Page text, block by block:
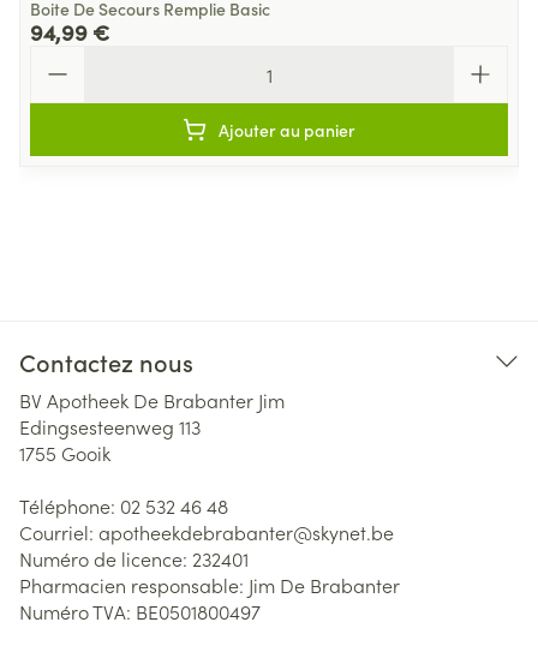
Boite De Secours Remplie Basic
94,99 €
Ajouter au panier
Contactez nous
BV Apotheek De Brabanter Jim
Edingsesteenweg 113
1755 Gooik
Téléphone: 02 532 46 48
Courriel: apotheekdebrabanter@skynet.be
Numéro de licence: 232401
Pharmacien responsable: Jim De Brabanter
Numéro TVA: BE0501800497